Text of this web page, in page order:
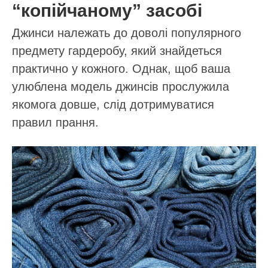
“копійчаному” засобі
Джинси належать до доволі популярного
предмету гардеробу, який знайдеться
практично у кожного. Однак, щоб ваша
улюблена модель джинсів прослужила
якомога довше, слід дотримуватися
правил прання.